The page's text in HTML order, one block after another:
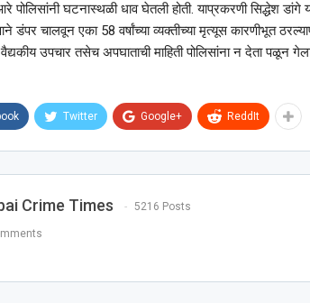
पोलिसांनी घटनास्थळी धाव घेतली होती. याप्रकरणी सिद्धेश डांगे
डंपर चालवून एका 58 वर्षांच्या व्यक्तीच्या मृत्यूस कारणीभूत
उपचार तसेच अपघाताची माहिती पोलिसांना न देता पळून
Twitter Google+ ReddIt
Crime Times 5216 Posts